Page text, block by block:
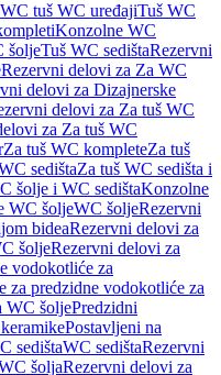
tuš WC uređajiTuš WC
Konzolne WC
šoljeTuš WC sedištaRezervni
Rezervni delovi za Za WC
delovi za Dizajnerske
delovi za Za tuš WC
za Za tuš WC
Za tuš WC kompleteZa tuš
sedištaZa tuš WC sedišta i
šolje i WC sedištaKonzolne
WC šoljeWC šoljeRezervni
bideaRezervni delovi za
šoljeRezervni delovi za
vodokotliće za
za predzidne vodokotliće za
WC šoljePredzidni
Postavljeni na
sedištaWC sedištaRezervni
šoljaRezervni delovi za